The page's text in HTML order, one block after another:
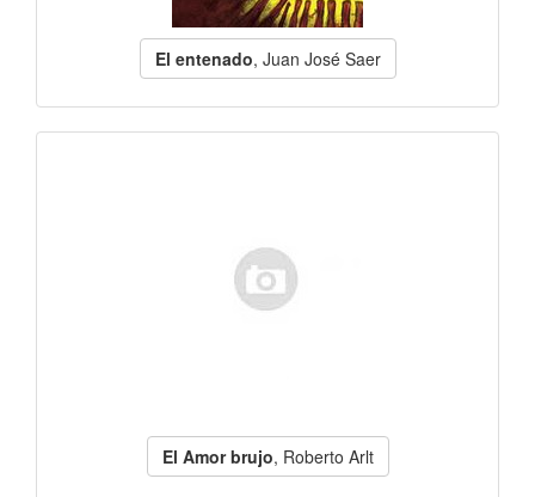
El entenado, Juan José Saer
El Amor brujo, Roberto Arlt